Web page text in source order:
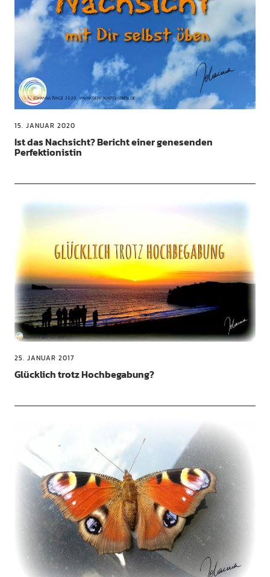
15. JANUAR 2020
Ist das Nachsicht? Bericht einer genesenden
Perfektionistin
25. JANUAR 2017
Glücklich trotz Hochbegabung?